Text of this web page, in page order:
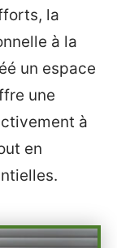
la
à la
un espace
une
à
en